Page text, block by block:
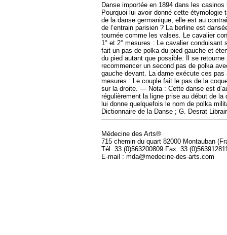
Danse importée en 1894 dans les
Pourquoi lui avoir donné cette étymologie
de la danse germanique, elle est au
de l’entrain parisien ? La berline est
tournée comme les valses. Le cavalier
1° et 2° mesures : Le cavalier conduisant
fait un pas de polka du pied gauche et
du pied autant que possible. Il se
recommencer un second pas de polka
gauche devant. La dame exécute ces
mesures : Le couple fait le pas de la
sur la droite. — Nota : Cette danse est
régulièrement la ligne prise au début de
lui donne quelquefois le nom de polka
Dictionnaire de la Danse ; G. Desrat
Médecine des Arts®
715 chemin du quart 82000 Montauban
Tél. 33 (0)563200809 Fax. 33
E-mail : mda@medecine-des-arts.com